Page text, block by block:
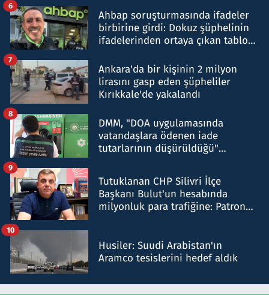
Ahbap soruşturmasında ifadeler
birbirine girdi: Dokuz şüphelinin
ifadelerinden ortaya çıkan tablo
6
Ankara'da bir kişinin 2 milyon
lirasını gasp eden şüpheliler
Kırıkkale'de yakalandı
7
DMM, "DOA uygulamasında
vatandaşlara ödenen iade
tutarlarının düşürüldüğü"
8
Tutuklanan CHP Silivri İlçe
Başkanı Bulut'un hesabında
milyonluk para trafiğine: Patron
9
Husiler: Suudi Arabistan'ın
Aramco tesislerini hedef aldık
10